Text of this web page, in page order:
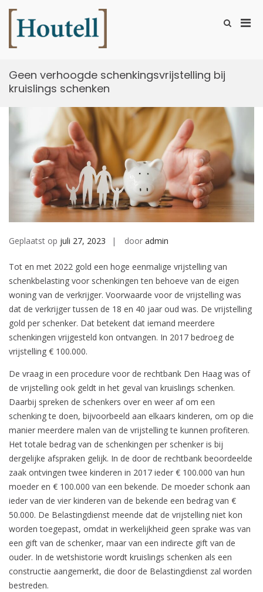
naar
inhoud
Toon
Geen verhoogde schenkingsvrijstelling bij
kruislings schenken
Geplaatst op juli 27, 2023 door admin
Tot en met 2022 gold een hoge eenmalige vrijstelling van
schenkbelasting voor schenkingen ten behoeve van de eigen
woning van de verkrijger. Voorwaarde voor de vrijstelling was
dat de verkrijger tussen de 18 en 40 jaar oud was. De vrijstelling
gold per schenker. Dat betekent dat iemand meerdere
schenkingen vrijgesteld kon ontvangen. In 2017 bedroeg de
vrijstelling € 100.000.
De vraag in een procedure voor de rechtbank Den Haag was of
de vrijstelling ook geldt in het geval van kruislings schenken.
Daarbij spreken de schenkers over en weer af om een
schenking te doen, bijvoorbeeld aan elkaars kinderen, om op die
manier meerdere malen van de vrijstelling te kunnen profiteren.
Het totale bedrag van de schenkingen per schenker is bij
dergelijke afspraken gelijk. In de door de rechtbank beoordeelde
zaak ontvingen twee kinderen in 2017 ieder € 100.000 van hun
moeder en € 100.000 van een bekende. De moeder schonk aan
ieder van de vier kinderen van de bekende een bedrag van €
50.000. De Belastingdienst meende dat de vrijstelling niet kon
worden toegepast, omdat in werkelijkheid geen sprake was van
een gift van de schenker, maar van een indirecte gift van de
ouder. In de wetshistorie wordt kruislings schenken als een
constructie aangemerkt, die door de Belastingdienst zal worden
bestreden.